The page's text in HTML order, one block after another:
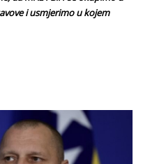
i usmjerimo u kojem